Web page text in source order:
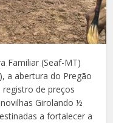
Familiar (Seaf-MT)
a abertura do Pregão
registro de preços
Girolando ½
a fortalecer a